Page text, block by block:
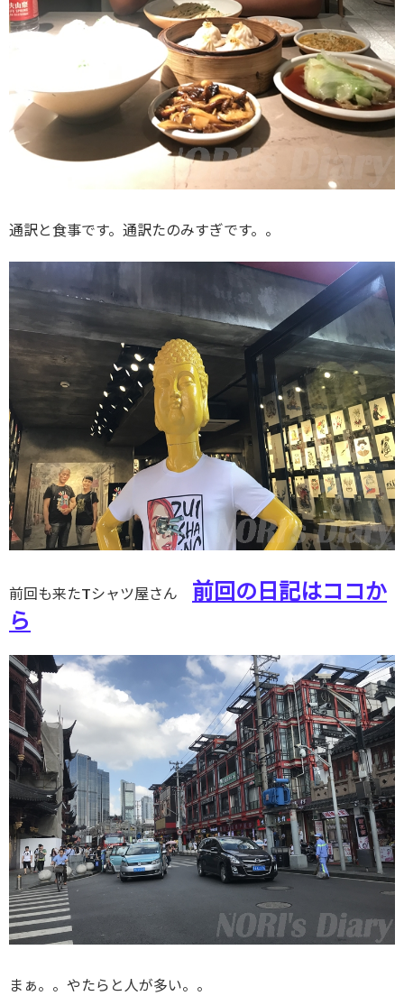
通訳と食事です。通訳たのみすぎです。。
前回も来たTシャツ屋さん 前回の日記はココか
ら
まぁ。。やたらと人が多い。。